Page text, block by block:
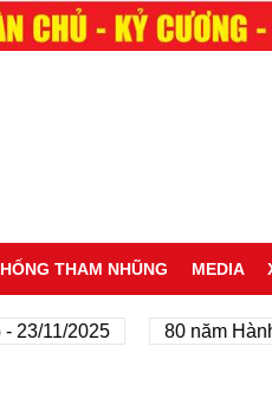
THAM NHŨNG MEDIA
2025 80 năm Hành